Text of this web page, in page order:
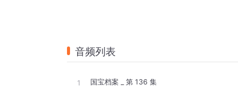
音频列表
1 国宝档案 _ 第 136 集